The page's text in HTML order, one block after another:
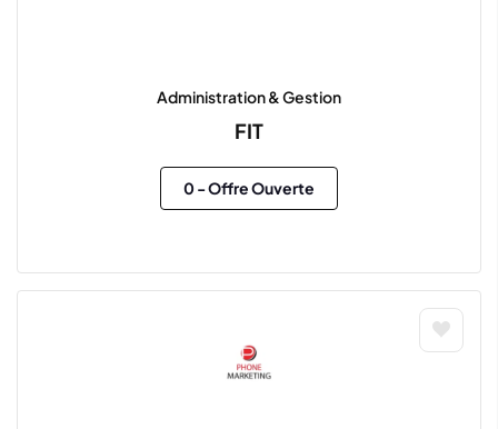
Administration & Gestion
FIT
0- Offre Ouverte